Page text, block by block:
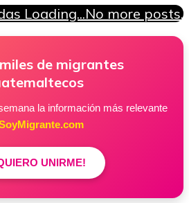
Loading...No more posts.
de migrantes
la información más relevante
UNIRME!